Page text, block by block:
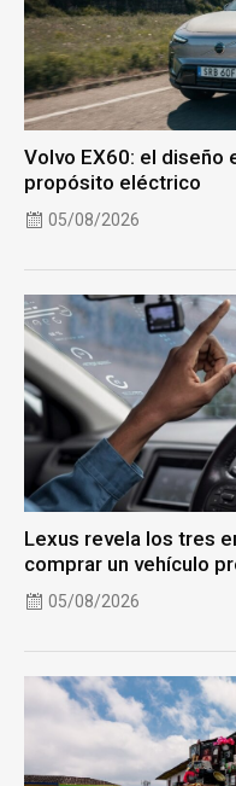
Volvo EX60: el diseño
propósito eléctrico
05/08/2026
Lexus revela los tres
comprar un vehículo
05/08/2026